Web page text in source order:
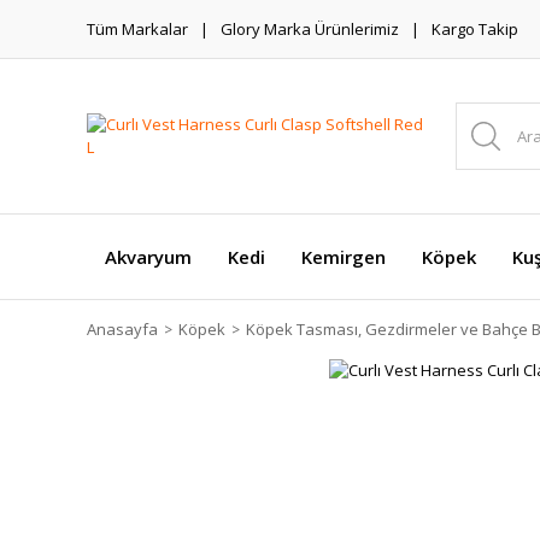
Tüm Markalar Glory Marka Ürünlerimiz Kargo Takip
Akvaryum Kedi Kemirgen Köpek
Anasayfa Köpek Köpek Tasması, Gezdirmeler ve Bahçe